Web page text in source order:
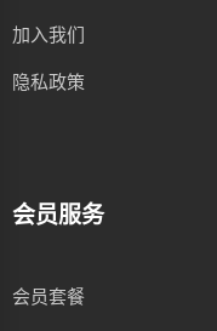
加入我们
隐私政策
会员服务
会员套餐